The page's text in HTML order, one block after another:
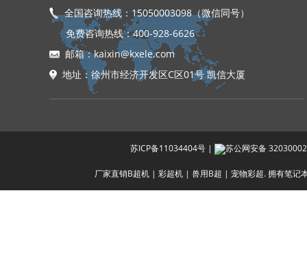
全国咨询热线：15050003098（微信同号）
免费咨询热线：400-928-6626
邮箱：kaixin@kxele.com
地址：徐州市经济开发区C区01号 凯信大厦
苏ICP备11034404号| 苏公网安备
厂家直销B超机 | 彩超机 | 兽用B超 | 宠物彩超. 拥有笔